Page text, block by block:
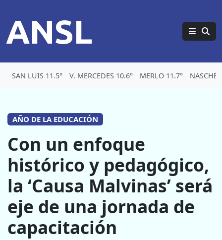
ANSL
SAN LUIS 11.5° V. MERCEDES 10.6° MERLO 11.7°
AÑO DE LA EDUCACIÓN
Con un enfoque
histórico y pedagógico,
la ‘Causa Malvinas’ será
eje de una jornada de
capacitación